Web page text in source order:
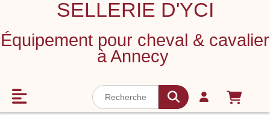
SELLERIE D'YCI
Équipement pour cheval & cavalier
à Annecy